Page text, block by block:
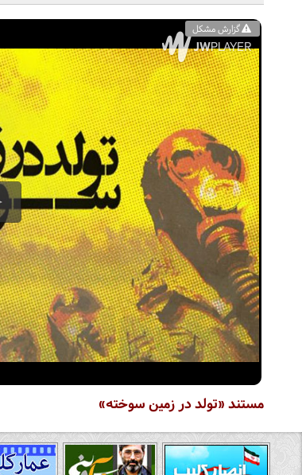
مستند «تولد در زمین سوخته»
گزارش مشکل